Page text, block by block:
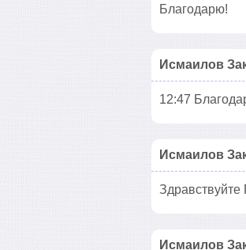
Благодарю!
Исмаилов
12:47
Исмаилов
Здравствуйте
Исмаилов